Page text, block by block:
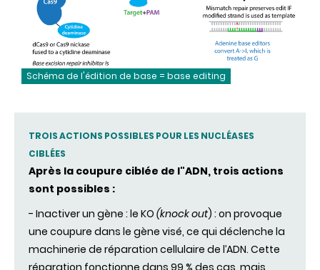
Schéma de l'édition de base = base editing
TROIS ACTIONS POSSIBLES POUR LES NUCLÉASES
CIBLÉES
Après la coupure ciblée de l"ADN, trois actions
sont possibles :
- Inactiver un gène : le KO (knock out) : on provoque
une coupure dans le gène visé, ce qui déclenche la
machinerie de réparation cellulaire de l’ADN. Cette